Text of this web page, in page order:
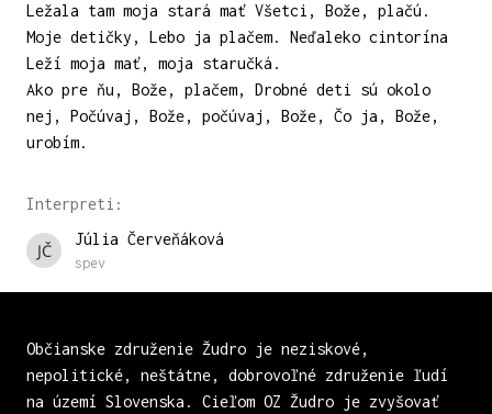
Ležala tam moja stará mať Všetci, Bože, plačú.
Moje detičky, Lebo ja plačem. Neďaleko cintorína
Leží moja mať, moja staručká.
Ako pre ňu, Bože, plačem, Drobné deti sú okolo
nej, Počúvaj, Bože, počúvaj, Bože, Čo ja, Bože,
urobím.
Interpreti:
Júlia Červeňáková
spev
Občianske združenie Žudro je neziskové,
nepolitické, neštátne, dobrovoľné združenie ľudí
na území Slovenska. Cieľom OZ Žudro je zvyšovať